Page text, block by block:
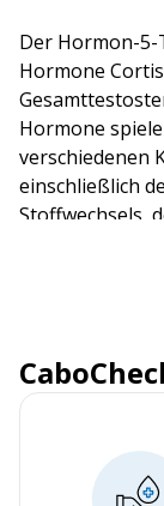
Der Hormon-5-
Hormone
Hormone
verschiedenen
einschließlich
Stoffwechsels,